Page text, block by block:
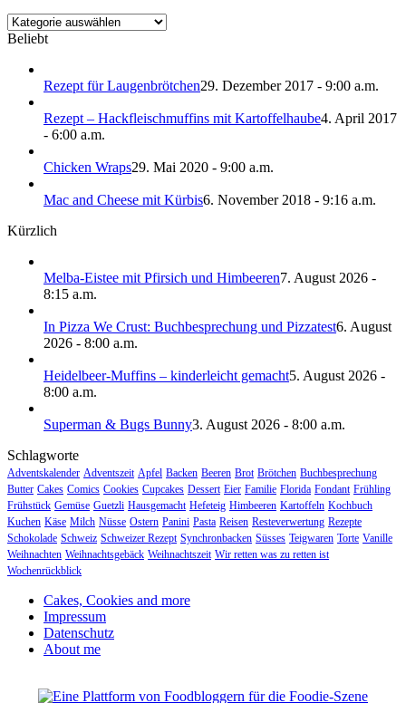
Kategorien
Beliebt
Rezept für Laugenbrötchen29. Dezember 2017 - 9:00 a.m.
Rezept – Hackfleischmuffins mit Kartoffelhaube4. April 2017
- 6:00 a.m.
Chicken Wraps29. Mai 2020 - 9:00 a.m.
Mac and Cheese mit Kürbis6. November 2018 - 9:16 a.m.
Kürzlich
Melba-Eistee mit Pfirsich und Himbeeren7. August 2026 -
8:15 a.m.
In Pizza We Crust: Buchbesprechung und Pizzatest6. August
2026 - 8:00 a.m.
Heidelbeer-Muffins – kinderleicht gemacht5. August 2026 -
8:00 a.m.
Superman & Bugs Bunny3. August 2026 - 8:00 a.m.
Schlagworte
Adventskalender Adventszeit Apfel Backen Beeren Brot Brötchen Buchbesprechung
Butter Cakes Comics Cookies Cupcakes Dessert Eier Familie Florida Fondant Frühling
Frühstück Gemüse Guetzli Hausgemacht Hefeteig Himbeeren Kartoffeln Kochbuch
Kuchen Käse Milch Nüsse Ostern Panini Pasta Reisen Resteverwertung Rezepte
Schokolade Schweiz Schweizer Rezept Synchronbacken Süsses Teigwaren Torte Vanille
Weihnachten Weihnachtsgebäck Weihnachtszeit Wir retten was zu retten ist
Wochenrückblick
Cakes, Cookies and more
Impressum
Datenschutz
About me